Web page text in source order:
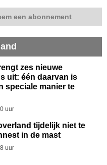
een abonnement
zes nieuwe
uit: één daarvan is
speciale manier te
uur
tijdelijk niet te
in de mast
uur